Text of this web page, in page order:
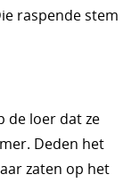
raspende stem
de loer dat ze
Deden het
zaten op het